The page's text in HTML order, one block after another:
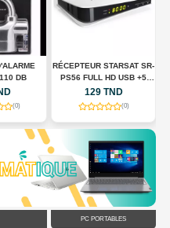
DB
(0)
RÉCEPTEUR STARSAT SR-
PS56 FULL HD USB +5
ABONNMONT
129 TND
(0)
PC PORTABLES